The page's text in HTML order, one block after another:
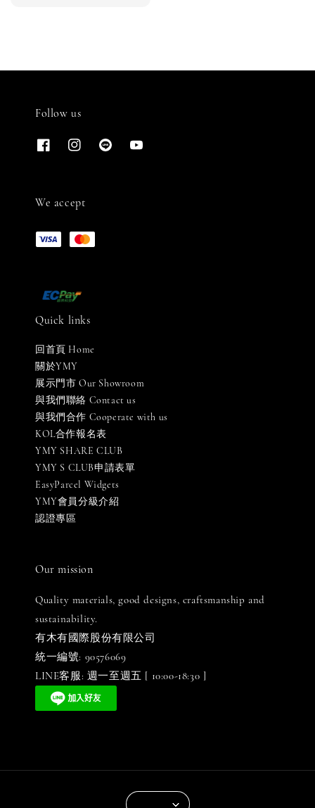
Follow us
We accept
Quick links
回首頁 Home
關於YMY
展示門市 Our Showroom
與我們聯絡 Contact us
與我們合作 Cooperate with us
KOL合作報名表
YMY SHARE CLUB
YMY S CLUB申請表單
EasyParcel Widgets
YMY會員分級介紹
認證專區
Our mission
Quality materials, good designs, craftsmanship and
sustainability.
有木有國際股份有限公司
統一編號: 90576069
LINE客服: 週一至週五 [ 10:00-18:30 ]